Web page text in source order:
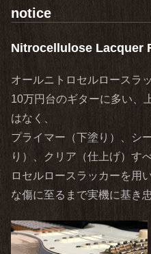
notice
Nitrocellulose Lacquer
オールニトロセルロースラ
10万円台のギターに多い、
はなく、
プライマー（下塗り）、シ
り）、クリア（仕上げ）す
ロセルロースラッカーを用
な傷に至るまで実機に基き